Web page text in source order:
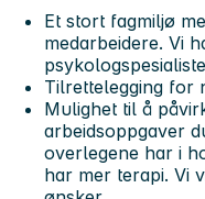
Et stort fagmiljø
medarbeidere. Vi
Tilrettelegging for
Mulighet til å
arbeidsoppgaver
overlegene har i
har mer terapi. Vi